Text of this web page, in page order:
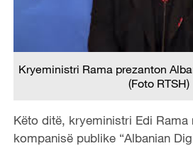
Kryeministri Rama prezanton
(Foto RTSH)
Këto ditë, kryeministri Edi
kompanisë publike “Albanian